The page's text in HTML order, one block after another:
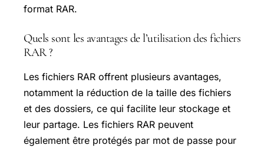
format RAR.
Quels sont les avantages de l’utilisation des fichiers
RAR ?
Les fichiers RAR offrent plusieurs avantages,
notamment la réduction de la taille des fichiers
et des dossiers, ce qui facilite leur stockage et
leur partage. Les fichiers RAR peuvent
également être protégés par mot de passe pour